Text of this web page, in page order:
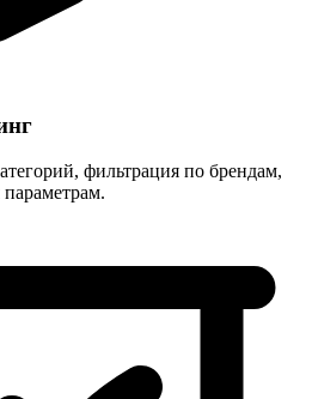
фильтрация по брендам,